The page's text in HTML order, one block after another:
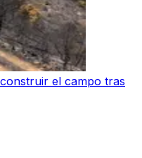
el campo tras